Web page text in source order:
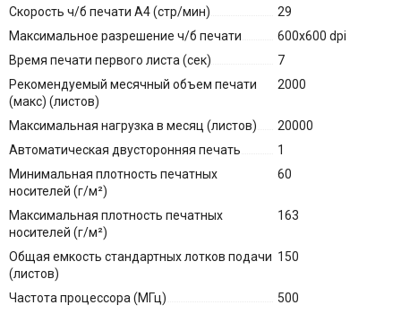
Скорость ч/б печати A4 (стр/мин)
29
Максимальное разрешение ч/б печати
600x600 dpi
Время печати первого листа (сек)
7
Рекомендуемый месячный объем печати
(макс) (листов)
2000
Максимальная нагрузка в месяц (листов)
20000
Автоматическая двусторонняя печать
1
Минимальная плотность печатных
носителей (г/м²)
60
Максимальная плотность печатных
носителей (г/м²)
163
Общая емкость стандартных лотков подачи
(листов)
150
Частота процессора (МГц)
500